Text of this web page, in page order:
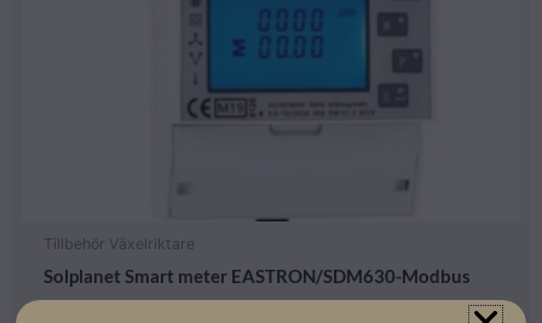
Tillbehör Växelriktare
Solplanet Smart meter EASTRON/SDM630-Modbus